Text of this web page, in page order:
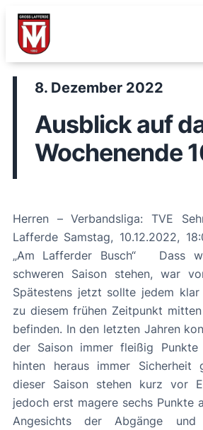
Zum
Inhalt
springen
8. Dezember 2022
Ausblick auf
Wochenende
Herren – Verbandsliga: TVE Sehnde – MTV Groß
Lafferde Samstag, 10.12.2022, 18:00 Uhr, Sporthalle
„Am Lafferder Busch“ Dass wir vor einer ganz
schweren Saison stehen, war
Spätestens jetzt sollte jedem
zu diesem frühen Zeitpunkt
befinden. In den letzten Jahren
der Saison immer fleißig Punkte
hinten heraus immer Sicherheit
dieser Saison stehen kurz vor
jedoch erst magere sechs Punkte
Angesichts der Abgänge